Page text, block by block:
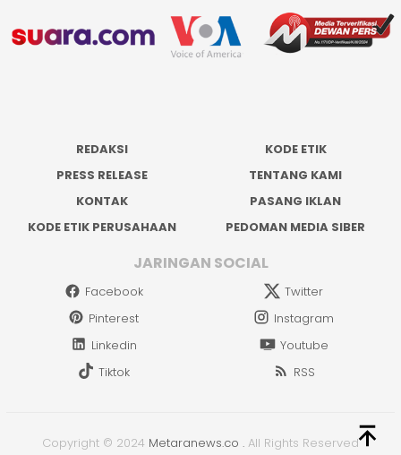
REDAKSI
KODE ETIK
PRESS RELEASE
TENTANG KAMI
KONTAK
PASANG IKLAN
KODE ETIK PERUSAHAAN
PEDOMAN MEDIA SIBER
JARINGAN SOCIAL
Facebook
Twitter
Pinterest
Instagram
Linkedin
Youtube
Tiktok
RSS
Copyright © 2024 Metaranews.co . All Rights Reserved